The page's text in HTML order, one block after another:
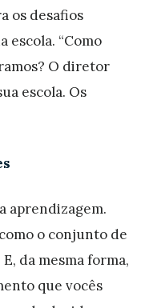
os desafios
escola. “Como
O diretor
escola. Os
aprendizagem.
o conjunto de
da mesma forma,
que vocês